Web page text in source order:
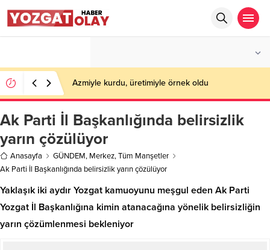
Azmiyle kurdu, üretimiyle örnek oldu
Ak Parti İl Başkanlığında belirsizlik
yarın çözülüyor
Anasayfa GÜNDEM, Merkez,Tüm Manşetler
Ak Parti İl Başkanlığında belirsizlik yarın çözülüyor
Yaklaşık iki aydır Yozgat kamuoyunu meşgul eden Ak Parti
Yozgat İl Başkanlığına kimin atanacağına yönelik belirsizliğin
yarın çözümlenmesi bekleniyor